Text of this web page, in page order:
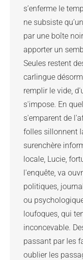
s’enferme le
ne subsiste
par une boîte
apporter un
Seules restent
carlingue
remplir le vide,
s'impose. En
s'emparent de
folles sillonnent
surenchère
locale, Lucie,
l'enquête, va
politiques,
ou
loufoques, qui
inconcevable.
passant par les
oublier les